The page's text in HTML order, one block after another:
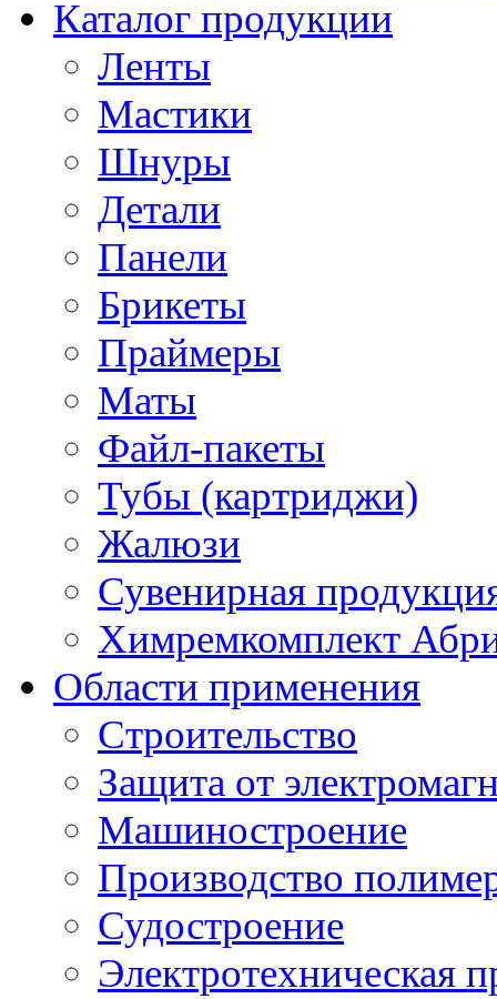
Каталог продукции
Ленты
Мастики
Шнуры
Детали
Панели
Брикеты
Праймеры
Маты
Файл-пакеты
Тубы (картриджи)
Жалюзи
Сувенирная
Химремкомплект
Области применения
Строительство
Защита от
Машиностроение
Производство
Судостроение
Электротехническая